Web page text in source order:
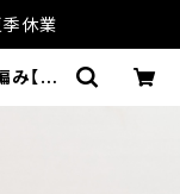
季休業
【蓋